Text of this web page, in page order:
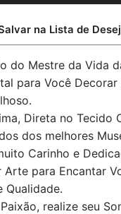
na Lista de
do Mestre da Vida
para Você Decorar
Direta no Tecido
dos melhores
Carinho e
para Encantar
Qualidade.
realize seu